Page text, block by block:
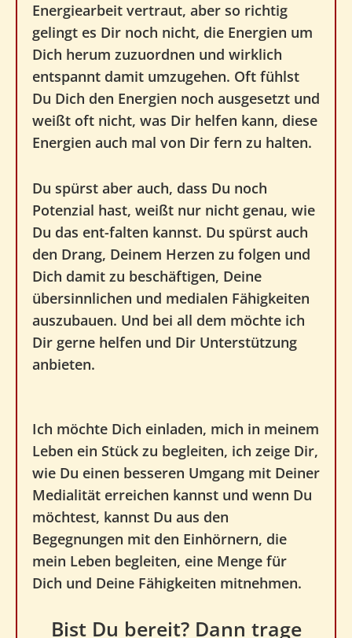
Energiearbeit vertraut, aber so richtig
gelingt es Dir noch nicht, die Energien um
Dich herum zuzuordnen und wirklich
entspannt damit umzugehen. Oft fühlst
Du Dich den Energien noch ausgesetzt und
weißt oft nicht, was Dir helfen kann, diese
Energien auch mal von Dir fern zu halten.
Du spürst aber auch, dass Du noch
Potenzial hast, weißt nur nicht genau, wie
Du das ent-falten kannst. Du spürst auch
den Drang, Deinem Herzen zu folgen und
Dich damit zu beschäftigen, Deine
übersinnlichen und medialen Fähigkeiten
auszubauen. Und bei all dem möchte ich
Dir gerne helfen und Dir Unterstützung
anbieten.
Ich möchte Dich einladen, mich in meinem
Leben ein Stück zu begleiten, ich zeige Dir,
wie Du einen besseren Umgang mit Deiner
Medialität erreichen kannst und wenn Du
möchtest, kannst Du aus den
Begegnungen mit den Einhörnern, die
mein Leben begleiten, eine Menge für
Dich und Deine Fähigkeiten mitnehmen.
Bist Du bereit? Dann trage